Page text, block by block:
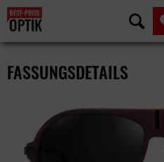
FASSUNGSDETAILS